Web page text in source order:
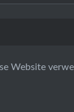
Website